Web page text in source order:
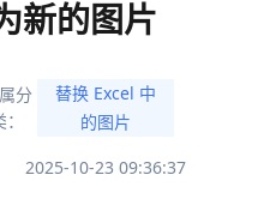
新的图片
分
替换 Excel 中
的图片
2025-10-23 09:36:37